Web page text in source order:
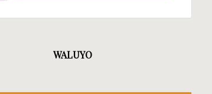
WALUYO